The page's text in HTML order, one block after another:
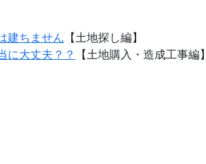
建ちません 【土地探し編】
に大丈夫？？
【土地購入・造成工事編】